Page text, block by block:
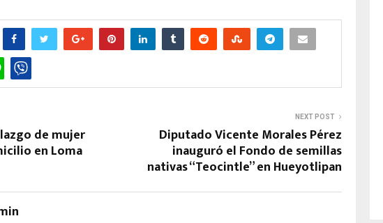
de mujer
en Loma
NEXT POST
Diputado Vicente Morales Pérez
inauguró el Fondo de semillas
nativas “Teocintle” en Hueyotlipan